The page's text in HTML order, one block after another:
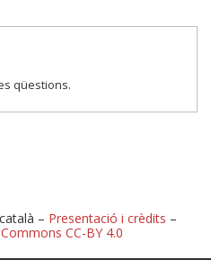
qüestions.
– Presentació i crèdits –
CC-BY 4.0